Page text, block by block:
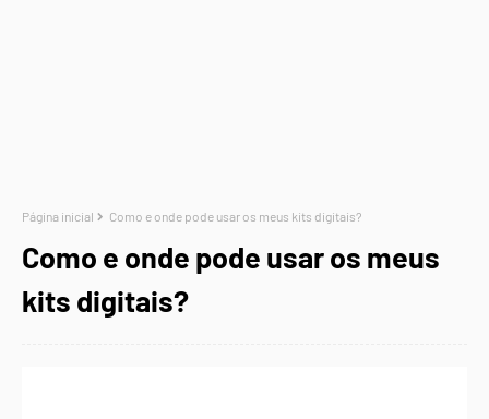
Página inicial Como e onde pode usar os meus kits digitais?
Como e onde pode usar os meus
kits digitais?